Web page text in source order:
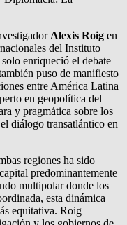
Alexis Roig en
del Instituto
enriqueció el debate
puso de manifiesto
entre América Latina
en geopolítica del
y pragmática sobre los
diálogo transatlántico en
regiones ha sido
predominantemente
multipolar donde los
esta dinámica
equitativa. Roig